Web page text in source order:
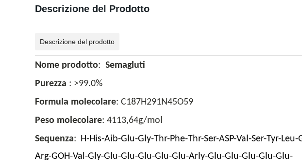
Descrizione del Prodotto
Descrizione del prodotto
Nome prodotto: Semagluti
Purezza : >99.0%
Formula molecolare: C187H291N45O59
Peso molecolare: 4113,64g/mol
Sequenza: H-His-Aib-Glu-Gly-Thr-Phe-Thr-Ser-ASP-Val-Ser-Tyr-
Arg-GOH-Val-Gly-Glu-Glu-Glu-Glu-Glu-Arly-Glu-Glu-Glu-Glu-Glu-